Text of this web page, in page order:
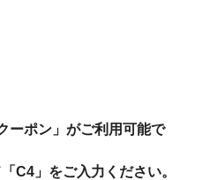
ーポン」がご利用可能で
C4」をご入力ください。